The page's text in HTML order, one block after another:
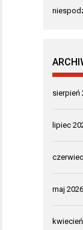
sierpień
lipiec
maj 2026